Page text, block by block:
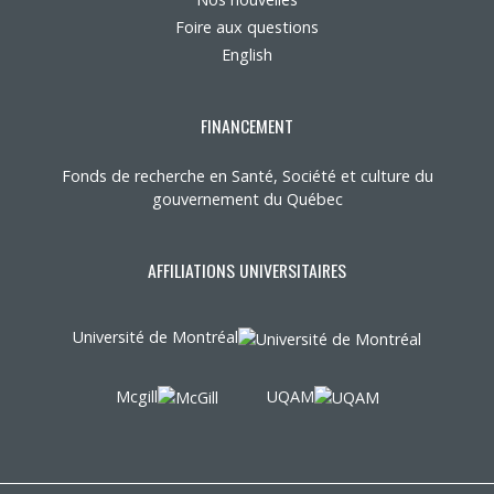
Foire aux questions
English
FINANCEMENT
Fonds de recherche en Santé, Société et culture du
gouvernement du Québec
AFFILIATIONS UNIVERSITAIRES
Université de Montréal
Mcgill UQAM